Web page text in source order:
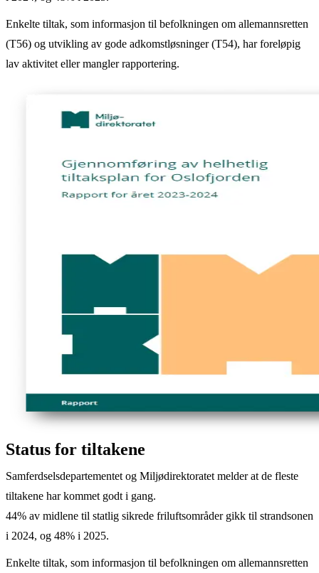
Enkelte tiltak, som informasjon til befolkningen om allemannsretten
(T56) og utvikling av gode adkomstløsninger (T54), har foreløpig
lav aktivitet eller mangler rapportering.
Status for tiltakene
Samferdselsdepartementet og Miljødirektoratet melder at de fleste
tiltakene har kommet godt i gang.
44% av midlene til statlig sikrede friluftsområder gikk til strandsonen
i 2024, og 48% i 2025.
Enkelte tiltak, som informasjon til befolkningen om allemannsretten